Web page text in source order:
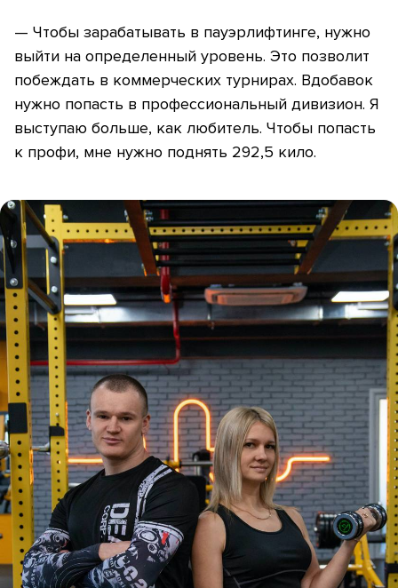
— Чтобы зарабатывать в пауэрлифтинге, нужно
выйти на определенный уровень. Это позволит
побеждать в коммерческих турнирах. Вдобавок
нужно попасть в профессиональный дивизион. Я
выступаю больше, как любитель. Чтобы попасть
к профи, мне нужно поднять 292,5 кило.